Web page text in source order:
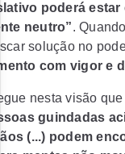
poderá
neutro”.
solução no
com vigor e
nesta visão
guindadas
(...) podem